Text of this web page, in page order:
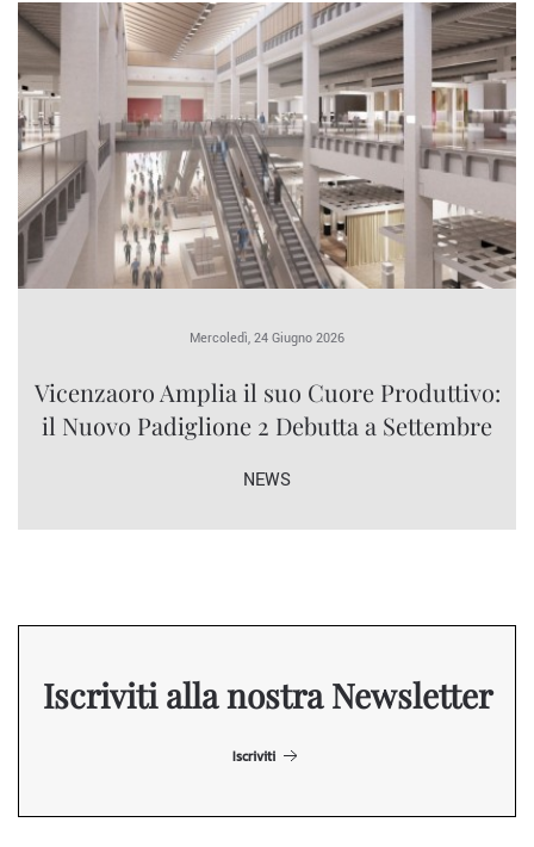
Mercoledì, 24 Giugno 2026
Vicenzaoro Amplia il suo Cuore Produttivo:
il Nuovo Padiglione 2 Debutta a Settembre
NEWS
Iscriviti alla nostra Newsletter
Iscriviti